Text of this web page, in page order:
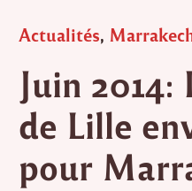
content
Posted
Actualités,
Juin 2014:
de Lille
pour